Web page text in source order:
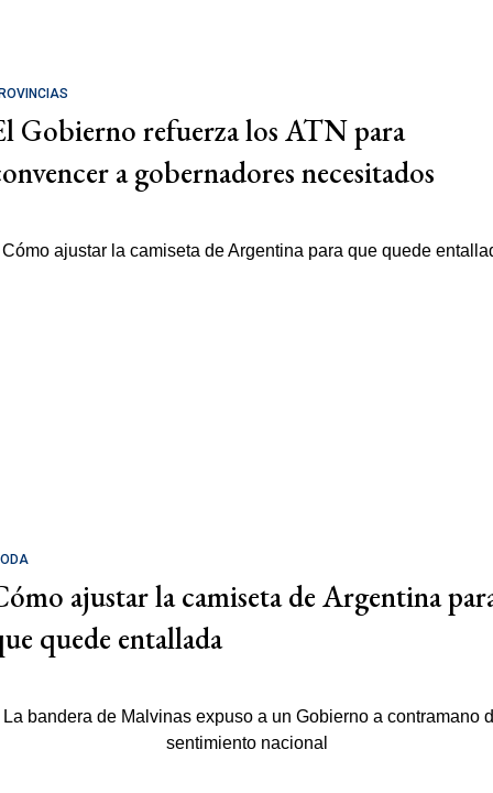
Gobierno refuerza los ATN para
a gobernadores necesitados
ajustar la camiseta de Argentina
quede entallada